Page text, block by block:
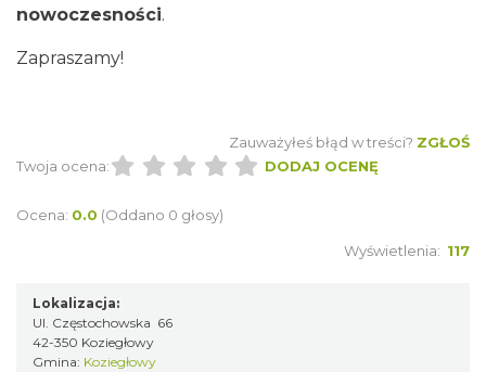
nowoczesności.
Zapraszamy!
Zauważyłeś błąd w treści? ZGŁOŚ
Twoja ocena:
DODAJ OCENĘ
Ocena: 0.0 (Oddano 0 głosy)
Wyświetlenia: 117
Lokalizacja:
Ul. Częstochowska 66
42-350 Koziegłowy
Gmina: Koziegłowy